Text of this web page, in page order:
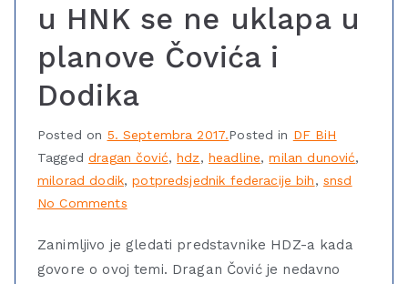
u HNK se ne uklapa u
planove Čovića i
Dodika
Posted on 5. Septembra 2017.Posted in DF BiH
Taggeddragan čović,hdz, headline,milan dunović,
milorad dodik,potpredsjednik federacije bih, snsd
No Comments
Zanimljivo je gledati predstavnike HDZ-a kada
govore o ovoj temi. Dragan Čović je nedavno